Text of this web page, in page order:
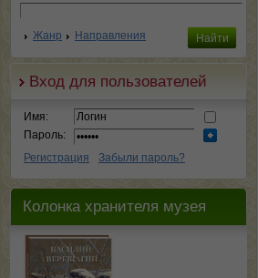
Жанр Направления
Вход для пользователей
Имя:
Пароль:
Регистрация
Забыли пароль?
Колонка хранителя музея